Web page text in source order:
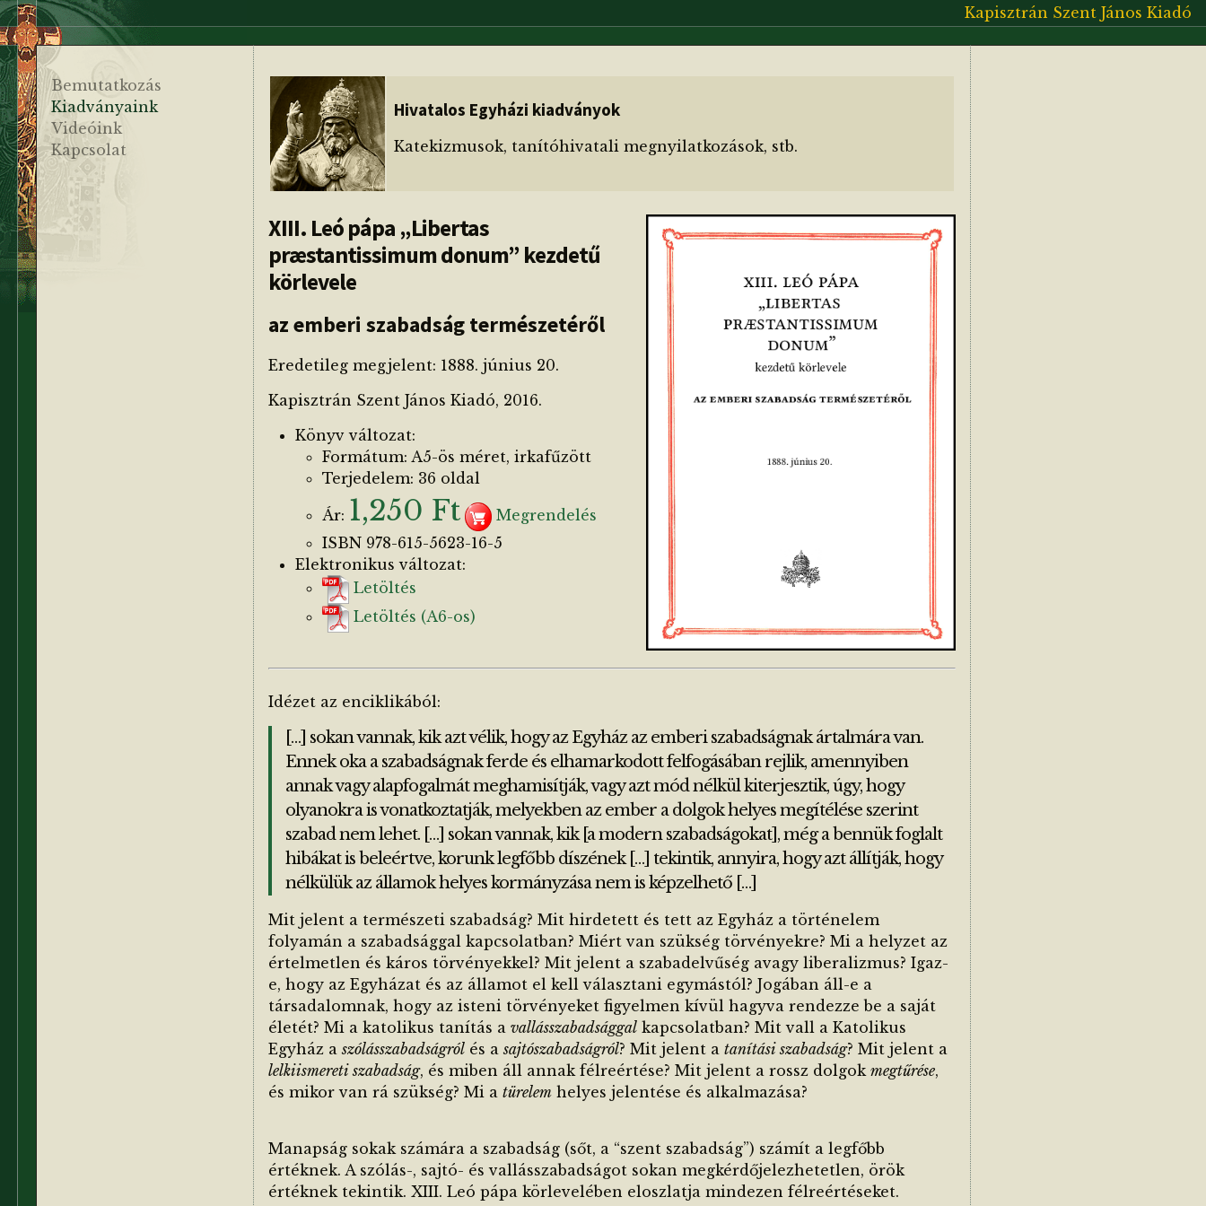
Kapisztrán Szent János Kiadó
Bemutatkozás
Kiadványaink
Videóink
Kapcsolat
Hivatalos Egyházi kiadványok
Katekizmusok, tanítóhivatali megnyilatkozások, stb.
XIII. Leó pápa „Libertas
præstantissimum donum” kezdetű
körlevele
az emberi szabadság természetéről
Eredetileg megjelent: 1888. június 20.
Kapisztrán Szent János Kiadó, 2016.
Könyv változat:
Formátum: A5-ös méret, irkafűzött
Terjedelem: 36 oldal
Ár: 1,250 Ft
Megrendelés
ISBN 978-615-5623-16-5
Elektronikus változat:
Letöltés
Letöltés (A6-os)
Idézet az enciklikából:
[…] sokan vannak, kik azt vélik, hogy az Egyház az emberi szabadságnak ártalmára van.
Ennek oka a szabadságnak ferde és elhamarkodott felfogásában rejlik, amennyiben
annak vagy alapfogalmát meghamisítják, vagy azt mód nélkül kiterjesztik, úgy, hogy
olyanokra is vonatkoztatják, melyekben az ember a dolgok helyes megítélése szerint
szabad nem lehet. […] sokan vannak, kik [a modern szabadságokat], még a bennük foglalt
hibákat is beleértve, korunk legfőbb díszének […] tekintik, annyira, hogy azt állítják, hogy
nélkülük az államok helyes kormányzása nem is képzelhető […]
Mit jelent a természeti szabadság? Mit hirdetett és tett az Egyház a történelem
folyamán a szabadsággal kapcsolatban? Miért van szükség törvényekre? Mi a helyzet az
értelmetlen és káros törvényekkel? Mit jelent a szabadelvűség avagy liberalizmus? Igaz-
e, hogy az Egyházat és az államot el kell választani egymástól? Jogában áll-e a
társadalomnak, hogy az isteni törvényeket figyelmen kívül hagyva rendezze be a saját
életét? Mi a katolikus tanítás a vallásszabadsággal kapcsolatban? Mit vall a Katolikus
Egyház aszólásszabadságról és asajtószabadságról? Mit jelent a tanítási szabadság? Mit jelent a
lelkiismereti szabadság, és miben áll annak félreértése? Mit jelent a rossz dolgok megtűrése,
és mikor van rá szükség? Mi a türelem helyes jelentése és alkalmazása?
Manapság sokak számára a szabadság (sőt, a “szent szabadság”) számít a legfőbb
értéknek. A szólás-, sajtó- és vallásszabadságot sokan megkérdőjelezhetetlen, örök
értéknek tekintik. XIII. Leó pápa körlevelében eloszlatja mindezen félreértéseket.